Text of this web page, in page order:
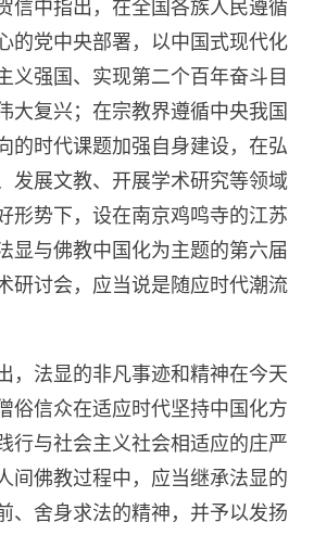
信中指出，在全国各族人民遵循
的党中央部署，以中国式现代化
义强国、实现第二个百年奋斗目
大复兴；在宗教界遵循中央我国
的时代课题加强自身建设，在弘
发展文教、开展学术研究等领域
形势下，设在南京鸡鸣寺的江苏
显与佛教中国化为主题的第六届
研讨会，应当说是随应时代潮流
，法显的非凡事迹和精神在今天
俗信众在适应时代坚持中国化方
行与社会主义社会相适应的庄严
间佛教过程中，应当继承法显的
、舍身求法的精神，并予以发扬